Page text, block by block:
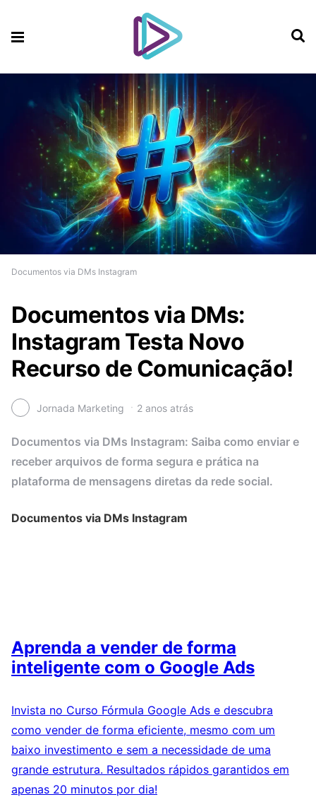
Documentos via DMs:
Instagram Testa Novo
Recurso de Comunicação!
Jornada Marketing 2 anos atrás
Documentos via DMs Instagram: Saiba como enviar e
receber arquivos de forma segura e prática na
plataforma de mensagens diretas da rede social.
Documentos via DMs Instagram
Documentos via DMs Instagram
Aprenda a vender de forma
inteligente com o Google Ads
Invista no Curso Fórmula Google Ads e descubra
como vender de forma eficiente, mesmo com um
baixo investimento e sem a necessidade de uma
grande estrutura. Resultados rápidos garantidos em
apenas 20 minutos por dia!